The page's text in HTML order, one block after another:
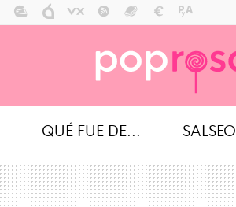
QUÉ FUE DE... SALSEO